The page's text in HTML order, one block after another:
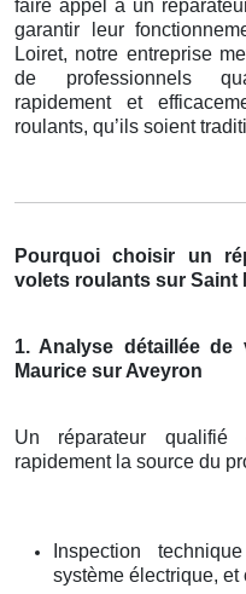
faire appel à un
garantir leur
Loiret, notre entreprise
de professionnels
rapidement et
roulants, qu’ils soient
Pourquoi choisir un
volets roulants sur Saint
1. Analyse détaillée
Maurice sur Aveyron
Un réparateur
rapidement la source du
Inspection
système électrique, et